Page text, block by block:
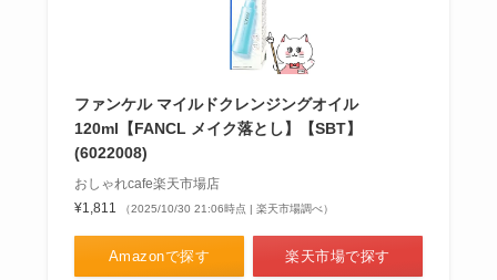
ファンケル マイルドクレンジングオイル
120ml【FANCL メイク落とし】【SBT】
(6022008)
おしゃれcafe楽天市場店
¥1,811
（2025/10/30 21:06時点 | 楽天市場調べ）
Amazonで探す 楽天市場で探す